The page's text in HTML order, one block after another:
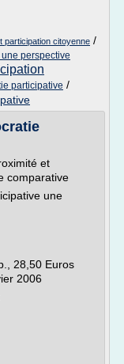
participation citoyenne /
perspective
participative /
et
comparative
une
28,50 Euros
2006